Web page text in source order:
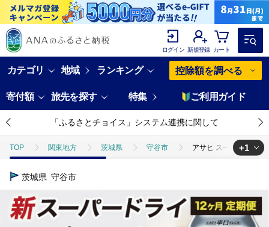
ログイン 新規登録 カート
カテゴリ 地域 ランキング 控除額を調べる
寄付額 旅先を探す 特集 ご利用ガイド
「ふるさとチョイス」システム連携に関して
TOP 関東地方 茨城県 守谷市 アサヒ スーパードラ
TOP
+1
茨城県 守谷市